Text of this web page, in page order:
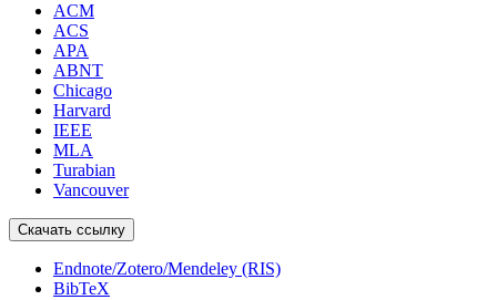
ACM
ACS
APA
ABNT
Chicago
Harvard
IEEE
MLA
Turabian
Vancouver
Скачать ссылку
Endnote/Zotero/Mendeley (RIS)
BibTeX